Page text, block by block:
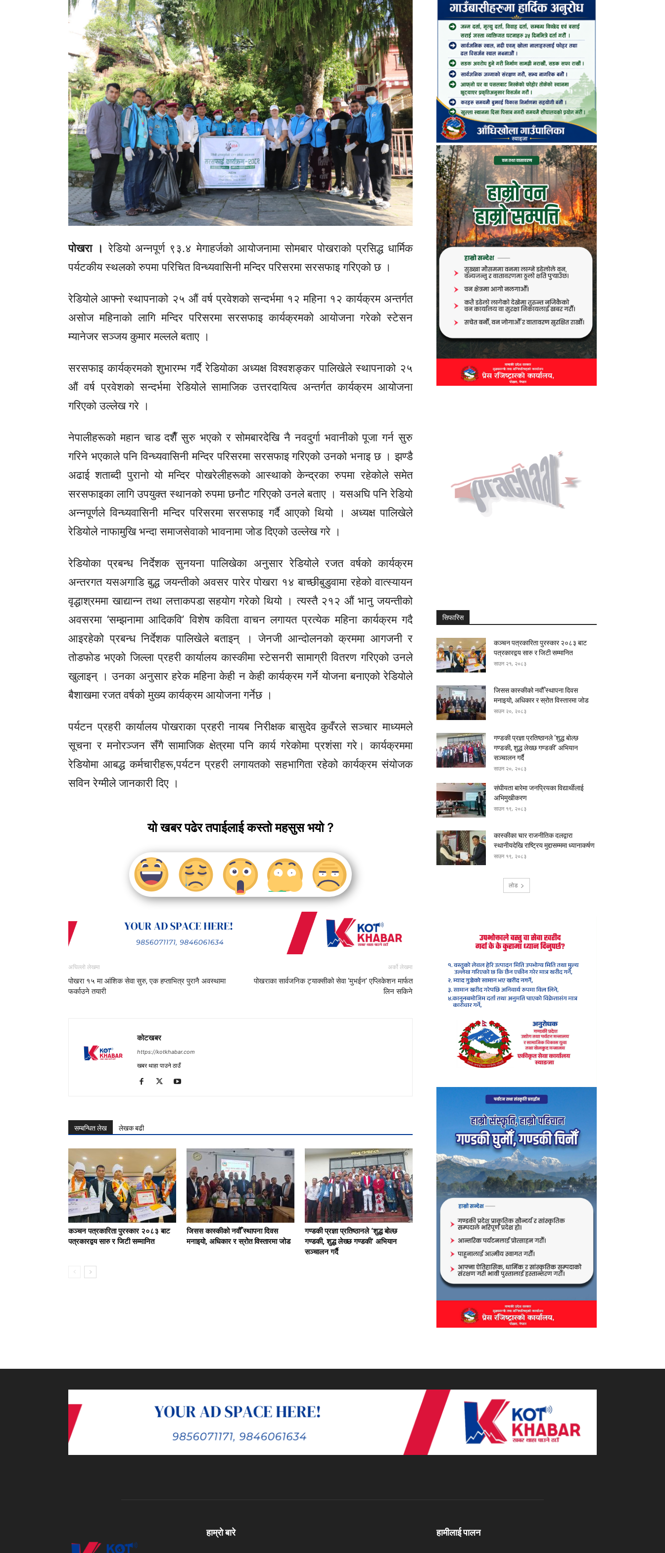
पोखरा । रेडियो अन्नपूर्ण ९३.४ मेगाहर्जको आयोजनामा सोमबार पोखराको प्रसिद्ध धार्मिक
पर्यटकीय स्थलको रुपमा परिचित विन्ध्यवासिनी मन्दिर परिसरमा सरसफाइ गरिएको छ ।
रेडियोले आफ्नो स्थापनाको २५ औं वर्ष प्रवेशको सन्दर्भमा १२ महिना १२ कार्यक्रम अन्तर्गत
असोज महिनाको लागि मन्दिर परिसरमा सरसफाइ कार्यक्रमको आयोजना गरेको स्टेसन
म्यानेजर सञ्जय कुमार मल्लले बताए ।
सरसफाइ कार्यक्रमको शुभारम्भ गर्दै रेडियोका अध्यक्ष विश्वशङ्कर पालिखेले स्थापनाको २५
औं वर्ष प्रवेशको सन्दर्भमा रेडियोले सामाजिक उत्तरदायित्व अन्तर्गत कार्यक्रम आयोजना
गरिएको उल्लेख गरे ।
नेपालीहरूको महान चाड दशैँ सुरु भएको र सोमबारदेखि नै नवदुर्गा भवानीको पूजा गर्न सुरु
गरिने भएकाले पनि विन्ध्यवासिनी मन्दिर परिसरमा सरसफाइ गरिएको उनको भनाइ छ । झण्डै
अढाई शताब्दी पुरानो यो मन्दिर पोखरेलीहरूको आस्थाको केन्द्रका रुपमा रहेकोले समेत
सरसफाइका लागि उपयुक्त स्थानको रुपमा छनौट गरिएको उनले बताए । यसअघि पनि रेडियो
अन्नपूर्णले विन्ध्यवासिनी मन्दिर परिसरमा सरसफाइ गर्दै आएको थियो । अध्यक्ष पालिखेले
रेडियोले नाफामुखि भन्दा समाजसेवाको भावनामा जोड दिएको उल्लेख गरे ।
रेडियोका प्रबन्ध निर्देशक सुनयना पालिखेका अनुसार रेडियोले रजत वर्षको कार्यक्रम
अन्तरगत यसअगाडि बुद्ध जयन्तीको अवसर पारेर पोखरा १४ बाच्छीबुडुवामा रहेको वात्स्यायन
वृद्धाश्रममा खाद्यान्न तथा लत्ताकपडा सहयोग गरेको थियो । त्यस्तै २१२ औं भानु जयन्तीको
अवसरमा ‘सम्झनामा आदिकवि’ विशेष कविता वाचन लगायत प्रत्येक महिना कार्यक्रम गदै
आइरहेको प्रबन्ध निर्देशक पालिखेले बताइन् । जेनजी आन्दोलनको क्रममा आगजनी र
तोडफोड भएको जिल्ला प्रहरी कार्यालय कास्कीमा स्टेसनरी सामाग्री वितरण गरिएको उनले
खुलाइन् । उनका अनुसार हरेक महिना केही न केही कार्यक्रम गर्ने योजना बनाएको रेडियोले
बैशाखमा रजत वर्षको मुख्य कार्यक्रम आयोजना गर्नेछ ।
पर्यटन प्रहरी कार्यालय पोखराका प्रहरी नायब निरीक्षक बासुदेव कुवँरले सञ्चार माध्यमले
सूचना र मनोरञ्जन सँगै सामाजिक क्षेत्रमा पनि कार्य गरेकोमा प्रशंसा गरे। कार्यक्रममा
रेडियोमा आबद्ध कर्मचारीहरू,पर्यटन प्रहरी लगायतको सहभागिता रहेको कार्यक्रम संयोजक
सविन रेग्मीले जानकारी दिए ।
यो खबर पढेर तपाईलाई कस्तो महसुस भयो ?
अघिल्लो लेखमा
पोखरा १५ मा आंशिक सेवा सुरु, एक हप्ताभित्र पुरानै अवस्थामा
फर्काउने तयारी
अर्को लेखमा
पोखराका सार्वजनिक ट्याक्सीको सेवा ‘मुभईन’ एप्लिकेशन मार्फत
लिन सकिने
कोटखबर
https://kotkhabar.com
खबर थाहा पाउने ठाउँ
सम्बन्धित लेख लेखक बढी
कञ्चन पत्रकारिता पुरस्कार २०८३ बाट
पत्रकारद्वय सारु र जिटी सम्मानित
जिसस कास्कीको नवौँ स्थापना दिवस
मनाइयो, अधिकार र स्रोत विस्तारमा जोड
गण्डकी प्रज्ञा प्रतिष्ठानले ‘शुद्ध बोल्छ
गण्डकी, शुद्ध लेख्छ गण्डकी’ अभियान
सञ्चालन गर्दै
सिफारिस
कञ्चन पत्रकारिता पुरस्कार २०८३ बाट
पत्रकारद्वय सारु र जिटी सम्मानित
साउन २१, २०८३
जिसस कास्कीको नवौँ स्थापना दिवस
मनाइयो, अधिकार र स्रोत विस्तारमा जोड
साउन २०, २०८३
गण्डकी प्रज्ञा प्रतिष्ठानले ‘शुद्ध बोल्छ
गण्डकी, शुद्ध लेख्छ गण्डकी’ अभियान
सञ्चालन गर्दै
साउन २०, २०८३
संघीयता बारेमा जनप्रियका विद्यार्थीलाई
अभिमुखीकरण
साउन १९, २०८३
कास्कीका चार राजनीतिक दलद्वारा
स्थानीयदेखि राष्ट्रिय मुद्दासम्ममा ध्यानाकर्षण
साउन १९, २०८३
लोड
हाम्रो बारे हामीलाई पालन